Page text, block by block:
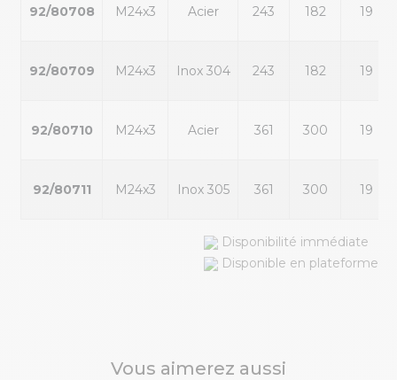
92/80708 M24x3 Acier 243 182 19
92/80709 M24x3 Inox 304 243 182 19
92/80710 M24x3 Acier 361 300 19
92/80711 M24x3 Inox 305 361 300 19
Disponibilité immédiate
Disponible en plateforme
Vous aimerez aussi